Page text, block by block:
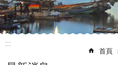
:::
首頁